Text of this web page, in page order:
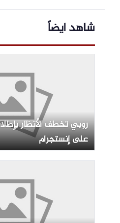
شاهد ايضاً
روبي تخطف الأنظار
على إنستجرام